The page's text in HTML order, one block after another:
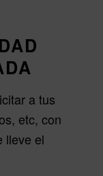
a tus
etc, con
lleve el